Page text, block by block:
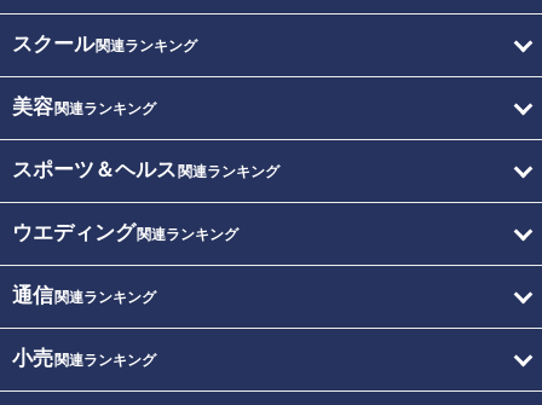
スクール関連ランキング
美容関連ランキング
スポーツ＆ヘルス 関連ランキング
ウエディング関連ランキング
通信関連ランキング
小売関連ランキング